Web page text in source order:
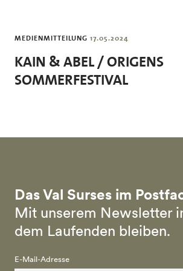
MEDIENMITTEILUNG 17.05.2024
KAIN & ABEL / ORIGENS
SOMMERFESTIVAL
Das Val Surses im
Mit unserem Newsletter
dem Laufenden bleiben.
E-Mail-Adresse